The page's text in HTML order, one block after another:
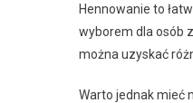
Hennowanie to
wyborem dla osób
można uzyskać
Warto jednak mieć